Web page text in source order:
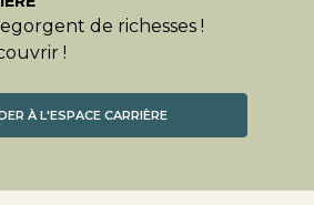
de richesses !
!
À L'ESPACE CARRIÈRE